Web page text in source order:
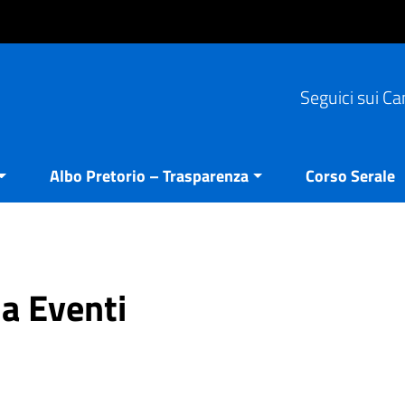
Seguici sui
Albo Pretorio – Trasparenza Corso Serale
Eventi